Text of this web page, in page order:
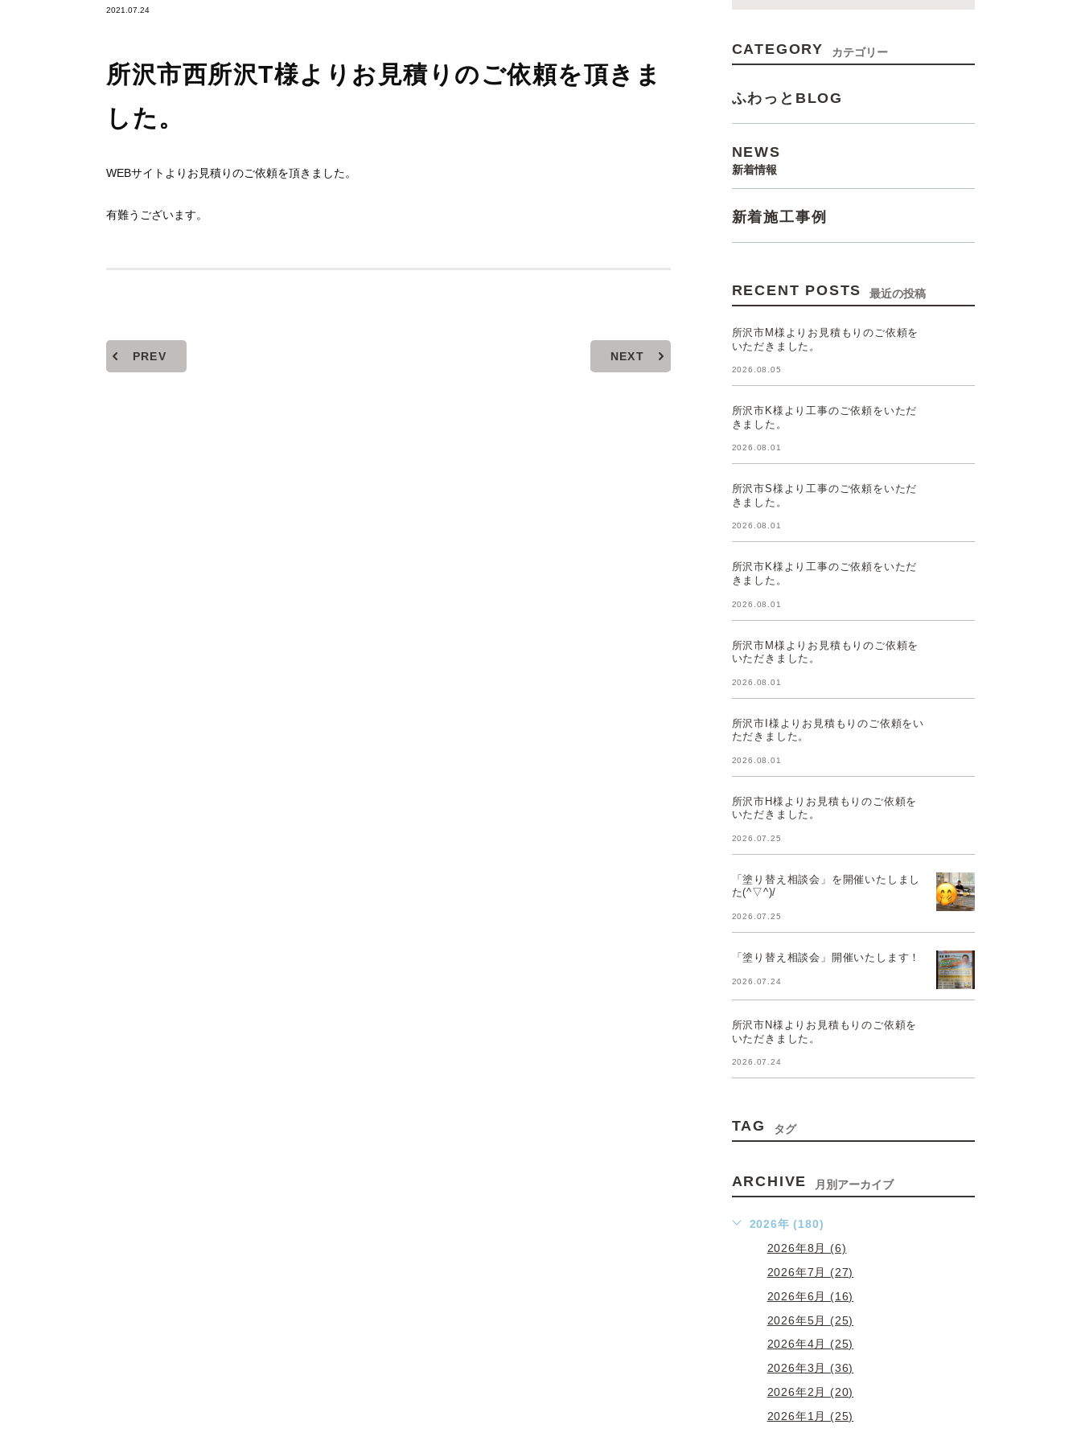
2021.07.24
所沢市西所沢T様よりお見積りのご依頼を頂きま
した。
WEBサイトよりお見積りのご依頼を頂きました。
有難うございます。
PREV NEXT
CATEGORY カテゴリー
ふわっとBLOG
NEWS
新着情報
新着施工事例
RECENT POSTS 最近の投稿
所沢市M様よりお見積もりのご依頼を
いただきました。
2026.08.05
所沢市K様より工事のご依頼をいただ
きました。
2026.08.01
所沢市S様より工事のご依頼をいただ
きました。
2026.08.01
所沢市K様より工事のご依頼をいただ
きました。
2026.08.01
所沢市M様よりお見積もりのご依頼を
いただきました。
2026.08.01
所沢市I様よりお見積もりのご依頼をい
ただきました。
2026.08.01
所沢市H様よりお見積もりのご依頼を
いただきました。
2026.07.25
「塗り替え相談会」を開催いたしまし
た(^▽^)/
2026.07.25
「塗り替え相談会」開催いたします！
2026.07.24
所沢市N様よりお見積もりのご依頼を
いただきました。
2026.07.24
TAG タグ
ARCHIVE 月別アーカイブ
2026年 (180)
2026年8月 (6)
2026年7月 (27)
2026年6月 (16)
2026年5月 (25)
2026年4月 (25)
2026年3月 (36)
2026年2月 (20)
2026年1月 (25)